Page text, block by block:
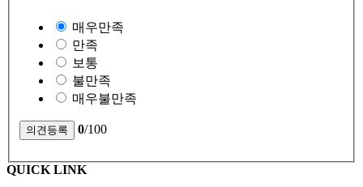
매우만족
만족
보통
불만족
매우불만족
0/100
QUICK LINK